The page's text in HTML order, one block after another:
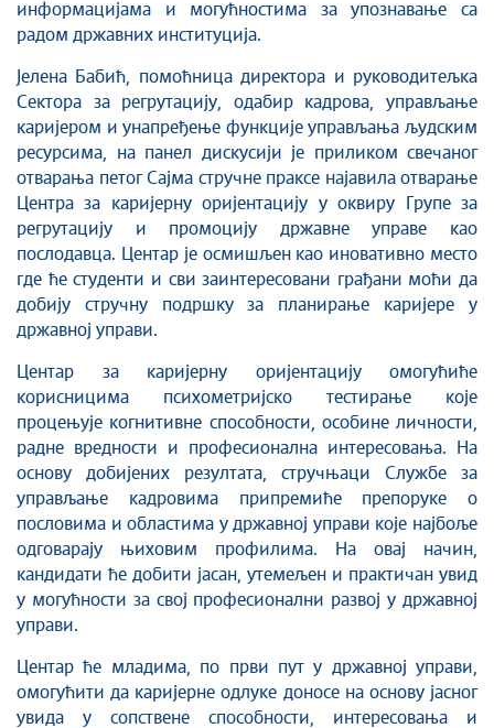
информацијама и могућностима за упознавање са
радом државних институција.
Јелена Бабић, помоћница директора и руководитељка
Сектора за регрутацију, одабир кадрова, управљање
каријером и унапређење функције управљања људским
ресурсима, на панел дискусији је приликом свечаног
отварања петог Сајма стручне праксе најавила отварање
Центра за каријерну оријентацију у оквиру Групе за
регрутацију и промоцију државне управе као
послодавца. Центар је осмишљен као иновативно место
где ће студенти и сви заинтересовани грађани моћи да
добију стручну подршку за планирање каријере у
државној управи.
Центар за каријерну оријентацију омогућиће
корисницима психометријско тестирање које
процењује когнитивне способности, особине личности,
радне вредности и професионална интересовања. На
основу добијених резултата, стручњаци Службе за
управљање кадровима припремиће препоруке о
пословима и областима у државној управи које најбоље
одговарају њиховим профилима. На овај начин,
кандидати ће добити јасан, утемељен и практичан увид
у могућности за свој професионални развој у државној
управи.
Центар ће младима, по први пут у државној управи,
омогућити да каријерне одлуке доносе на основу јасног
увида у сопствене способности, интересовања и